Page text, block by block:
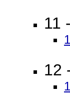
11
1
12
1